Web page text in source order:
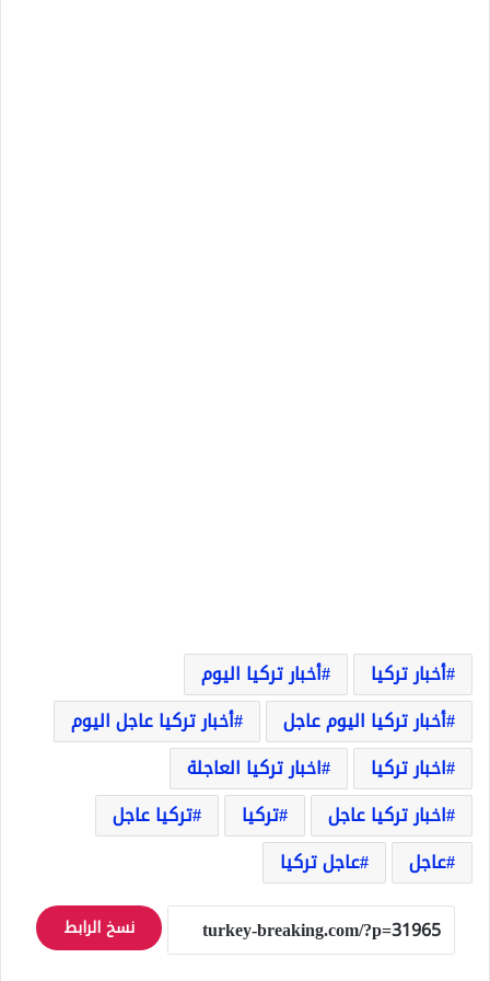
أخبار تركيا
أخبار تركيا اليوم
أخبار تركيا اليوم عاجل
أخبار تركيا عاجل اليوم
اخبار تركيا
اخبار تركيا العاجلة
اخبار تركيا عاجل
تركيا
تركيا عاجل
عاجل
عاجل تركيا
نسخ الرابط